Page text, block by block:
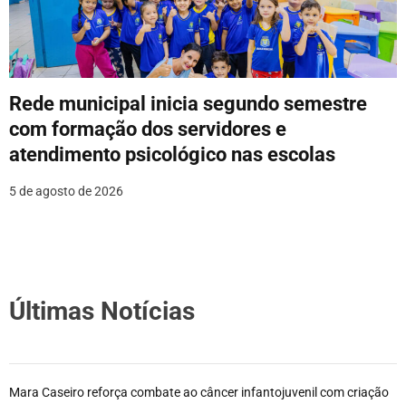
Rede municipal inicia segundo semestre
com formação dos servidores e
atendimento psicológico nas escolas
5 de agosto de 2026
Últimas Notícias
Mara Caseiro reforça combate ao câncer infantojuvenil com criação